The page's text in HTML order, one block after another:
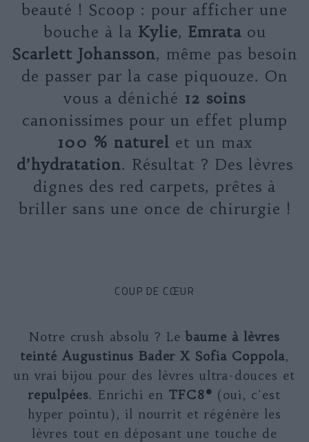
beauté ! Scoop : pour afficher une
bouche à la Kylie, Emrata ou
Scarlett Johansson, même pas besoin
de passer par la case piquouze. On
vous a déniché 12 soins
canonissimes pour un effet plump
100 % naturel et un max
d’hydratation. Résultat ? Des lèvres
dignes des red carpets, prêtes à
briller sans une once de chirurgie !
COUP DE CŒUR
Notre crush absolu ? Le baume à lèvres
teinté Augustinus Bader X Sofia Coppola,
un vrai bijou pour des lèvres ultra-douces et
repulpées. Enrichi en TFC8® (oui, c'est
hyper pointu), il nourrit et régénère les
lèvres tout en déposant une touche de